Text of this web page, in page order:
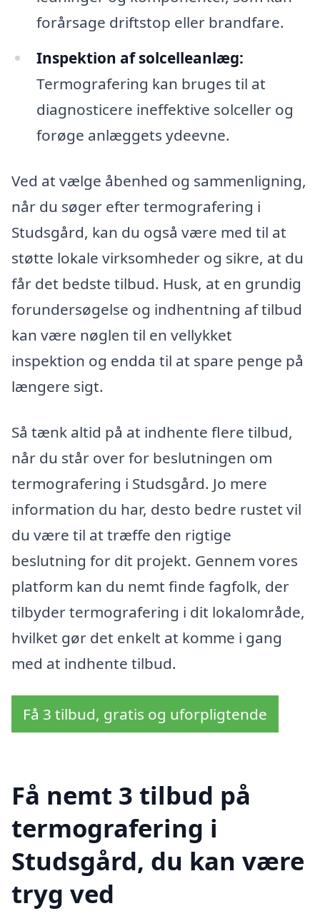
forårsage driftstop eller brandfare.
Inspektion af solcelleanlæg:
Termografering kan bruges til at
diagnosticere ineffektive solceller og
forøge anlæggets ydeevne.
Ved at vælge åbenhed og sammenligning,
når du søger efter termografering i
Studsgård, kan du også være med til at
støtte lokale virksomheder og sikre, at du
får det bedste tilbud. Husk, at en grundig
forundersøgelse og indhentning af tilbud
kan være nøglen til en vellykket
inspektion og endda til at spare penge på
længere sigt.
Så tænk altid på at indhente flere tilbud,
når du står over for beslutningen om
termografering i Studsgård. Jo mere
information du har, desto bedre rustet vil
du være til at træffe den rigtige
beslutning for dit projekt. Gennem vores
platform kan du nemt finde fagfolk, der
tilbyder termografering i dit lokalområde,
hvilket gør det enkelt at komme i gang
med at indhente tilbud.
Få 3 tilbud, gratis og uforpligtende
Få nemt 3 tilbud på
termografering i
Studsgård, du kan være
tryg ved